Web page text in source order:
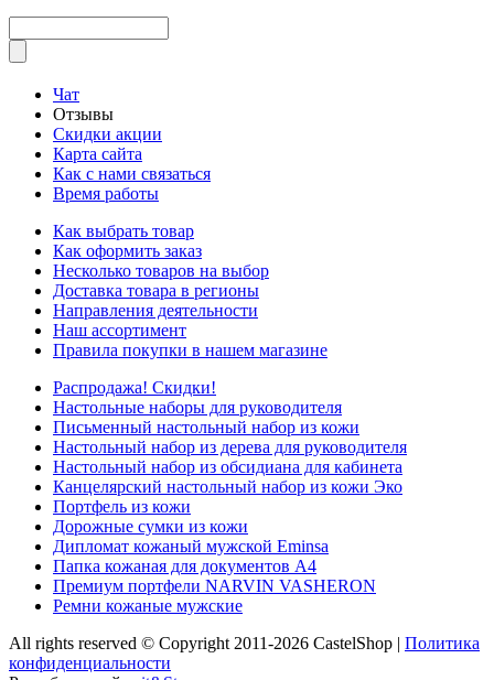
Чат
Отзывы
Скидки акции
Карта сайта
Как с нами связаться
Время работы
Как выбрать товар
Как оформить заказ
Несколько товаров на выбор
Доставка товара в регионы
Направления деятельности
Наш ассортимент
Правила покупки в нашем магазине
Распродажа! Скидки!
Настольные наборы для руководителя
Письменный настольный набор из кожи
Настольный набор из дерева для руководителя
Настольный набор из обсидиана для кабинета
Канцелярский настольный набор из кожи Эко
Портфель из кожи
Дорожные сумки из кожи
Дипломат кожаный мужской Eminsa
Папка кожаная для документов А4
Премиум портфели NARVIN VASHERON
Ремни кожаные мужские
All rights reserved © Copyright 2011-2026 CastelShop | Политика
конфиденциальности